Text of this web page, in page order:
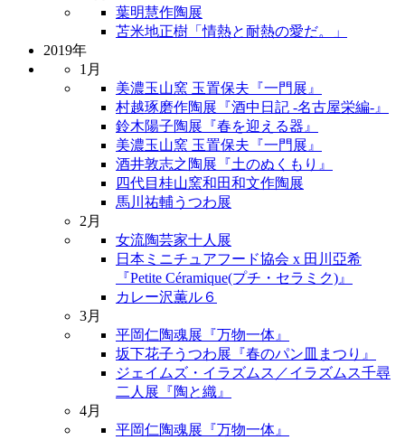
葉明慧作陶展
苫米地正樹「情熱と耐熱の愛だ。」
2019年
1月
美濃玉山窯 玉置保夫『一門展』
村越琢磨作陶展『酒中日記 -名古屋栄編-』
鈴木陽子陶展『春を迎える器』
美濃玉山窯 玉置保夫『一門展』
酒井敦志之陶展『土のぬくもり』
四代目桂山窯和田和文作陶展
馬川祐輔うつわ展
2月
女流陶芸家十人展
日本ミニチュアフード協会 x 田川亞希
『Petite Céramique(プチ・セラミク)』
カレー沢薫ル６
3月
平岡仁陶魂展『万物一体』
坂下花子うつわ展『春のパン皿まつり』
ジェイムズ・イラズムス／イラズムス千尋
二人展『陶と織』
4月
平岡仁陶魂展『万物一体』